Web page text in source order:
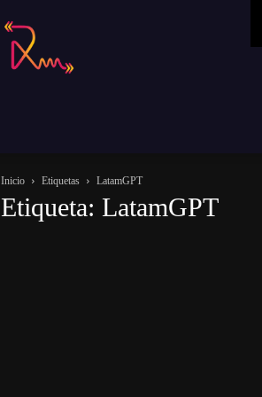
Remusica
Inicio Etiquetas LatamGPT
Etiqueta: LatamGPT